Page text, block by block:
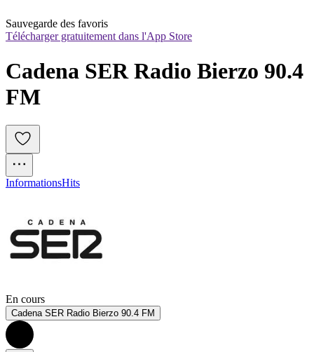
Sauvegarde des favoris
Télécharger gratuitement dans l'App Store
Cadena SER Radio Bierzo 90.4
FM
InformationsHits
En cours
Cadena SER Radio Bierzo 90.4 FM